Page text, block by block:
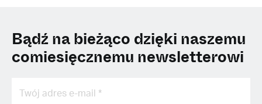
Bądź na bieżąco dzięki naszemu
comiesięcznemu newsletterowi